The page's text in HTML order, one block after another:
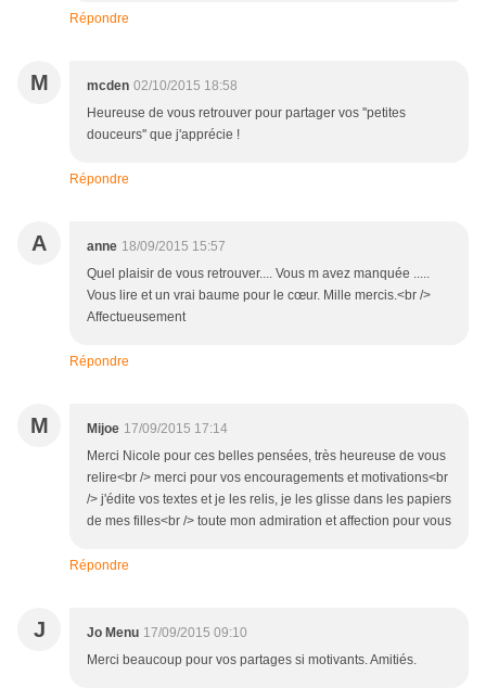
Répondre
M mcden 02/10/2015 18:58
Heureuse de vous retrouver pour partager vos ''petites
douceurs'' que j'apprécie !
Répondre
A anne 18/09/2015 15:57
Quel plaisir de vous retrouver.... Vous m avez manquée .....
Vous lire et un vrai baume pour le cœur. Mille mercis.<br />
Affectueusement
Répondre
M Mijoe 17/09/2015 17:14
Merci Nicole pour ces belles pensées, très heureuse de vous
relire<br /> merci pour vos encouragements et motivations<br
/> j'édite vos textes et je les relis, je les glisse dans les papiers
de mes filles<br /> toute mon admiration et affection pour vous
Répondre
J Jo Menu 17/09/2015 09:10
Merci beaucoup pour vos partages si motivants. Amitiés.